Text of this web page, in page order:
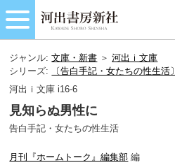
ジャンル:文庫・新書 ＞河出ｉ文庫
シリーズ:
〔告白手記・女たちの性生活〕
河出ｉ文庫 i16-6
見知らぬ男性に
告白手記・女たちの性生活
月刊『ホームトーク』編集部 編